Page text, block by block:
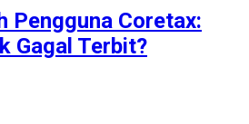
Pengguna Coretax:
Gagal Terbit?